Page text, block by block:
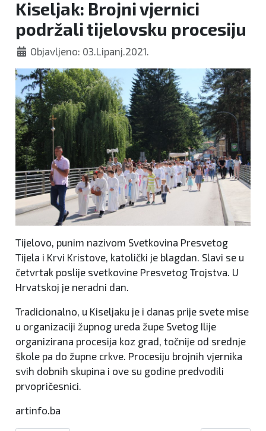
Kiseljak: Brojni vjernici
podržali tijelovsku procesiju
Objavljeno: 03.Lipanj.2021.
Tijelovo, punim nazivom Svetkovina Presvetog
Tijela i Krvi Kristove, katolički je blagdan. Slavi se u
četvrtak poslije svetkovine Presvetog Trojstva. U
Hrvatskoj je neradni dan.
Tradicionalno, u Kiseljaku je i danas prije svete mise
u organizaciji župnog ureda župe Svetog Ilije
organizirana procesija koz grad, točnije od srednje
škole pa do župne crkve. Procesiju brojnih vjernika
svih dobnih skupina i ove su godine predvodili
prvopričesnici.
artinfo.ba